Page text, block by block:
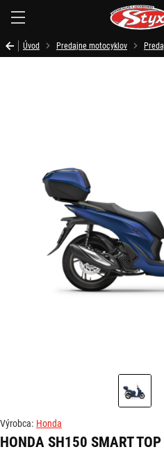
Úvod Predajne motocyklov
Výrobca: Honda
HONDA SH150 SMART